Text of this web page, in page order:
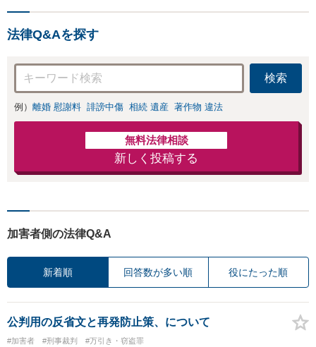
法律Q&Aを探す
検索
例） 離婚 慰謝料 誹謗中傷 相続 遺産 著作物 違法
無料法律相談
新しく投稿する
加害者側の法律Q&A
新着順 回答数が多い順 役にたった順
公判用の反省文と再発防止策、について
#加害者 #刑事裁判 #万引き・窃盗罪